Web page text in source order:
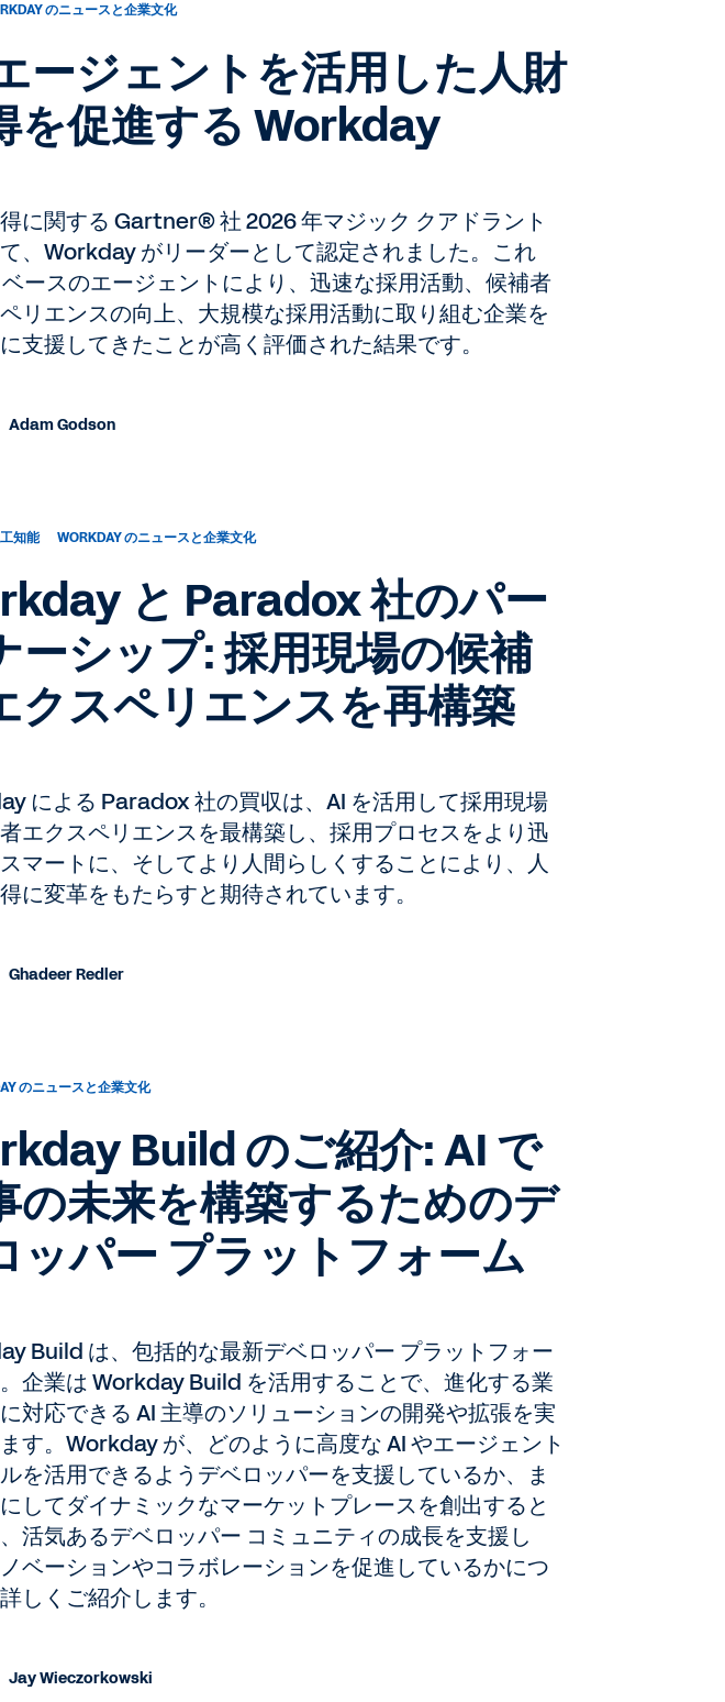
のニュースと企業文化
ージェントを活用した人財
を促進する Workday
に関する Gartner® 社 2026 年マジック クアドラント
、Workday がリーダーとして認定されました。これ
ースのエージェントにより、迅速な採用活動、候補者
リエンスの向上、大規模な採用活動に取り組む企業を
支援してきたことが高く評価された結果です。
Adam Godson
知能 WORKDAY のニュースと企業文化
と Paradox 社のパー
ーシップ: 採用現場の候補
クスペリエンスを再構築
による Paradox 社の買収は、AI を活用して採用現場
エクスペリエンスを最構築し、採用プロセスをより迅
マートに、そしてより人間らしくすることにより、人
に変革をもたらすと期待されています。
Ghadeer Redler
のニュースと企業文化
Build のご紹介: AI で
の未来を構築するためのデ
ッパー プラットフォーム
Build は、包括的な最新デベロッパー プラットフォー
企業は Workday Build を活用することで、進化する業
対応できる AI 主導のソリューションの開発や拡張を実
す。Workday が、どのように高度な AI やエージェント
を活用できるようデベロッパーを支援しているか、ま
してダイナミックなマーケットプレースを創出すると
活気あるデベロッパー コミュニティの成長を支援し
ベーションやコラボレーションを促進しているかにつ
しくご紹介します。
Jay Wieczorkowski